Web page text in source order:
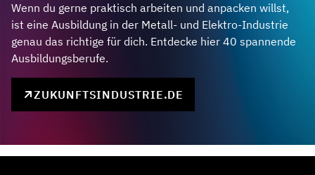
Wenn du gerne praktisch arbeiten und anpacken willst,
ist eine Ausbildung in der Metall- und Elektro-Industrie
genau das richtige für dich. Entdecke hier 40 spannende
Ausbildungsberufe.
ZUKUNFTSINDUSTRIE.DE